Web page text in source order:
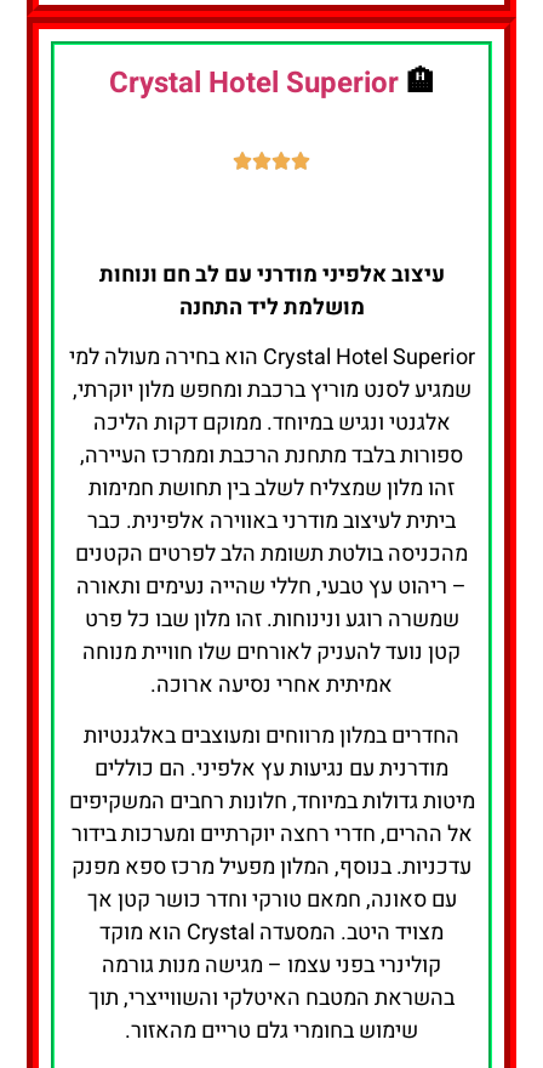
🏨
Crystal Hotel Superior
עיצוב אלפיני מודרני עם לב חם ונוחות
מושלמת ליד התחנה
Crystal Hotel Superior הוא בחירה מעולה למי
שמגיע לסנט מוריץ ברכבת ומחפש מלון יוקרתי,
אלגנטי ונגיש במיוחד. ממוקם דקות הליכה
ספורות בלבד מתחנת הרכבת וממרכז העיירה,
זהו מלון שמצליח לשלב בין תחושת חמימות
ביתית לעיצוב מודרני באווירה אלפינית. כבר
מהכניסה בולטת תשומת הלב לפרטים הקטנים
– ריהוט עץ טבעי, חללי שהייה נעימים ותאורה
שמשרה רוגע ונינוחות. זהו מלון שבו כל פרט
קטן נועד להעניק לאורחים שלו חוויית מנוחה
אמיתית אחרי נסיעה ארוכה.
החדרים במלון מרווחים ומעוצבים באלגנטיות
מודרנית עם נגיעות עץ אלפיני. הם כוללים
מיטות גדולות במיוחד, חלונות רחבים המשקיפים
אל ההרים, חדרי רחצה יוקרתיים ומערכות בידור
עדכניות. בנוסף, המלון מפעיל מרכז ספא מפנק
עם סאונה, חמאם טורקי וחדר כושר קטן אך
מצויד היטב. המסעדה Crystal הוא מוקד
קולינרי בפני עצמו – מגישה מנות גורמה
בהשראת המטבח האיטלקי והשווייצרי, תוך
שימוש בחומרי גלם טריים מהאזור.